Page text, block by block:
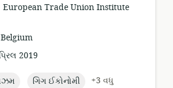
European Trade Union Institute
2019
topic:
ગિગ ઈકોનોમી
+3 વધુ